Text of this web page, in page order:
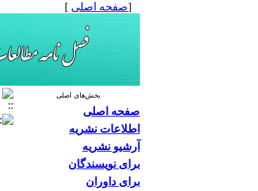
[صفحه اصلی ]
بخش‌های اصلی
صفحه اصلی
اطلاعات نشریه
آرشیو نشریه
برای نویسندگان
برای داوران